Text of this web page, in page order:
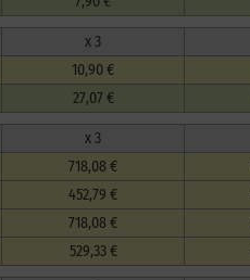
x 3
10,90 €
27,07 €
x 3
718,08 €
452,79 €
718,08 €
529,33 €